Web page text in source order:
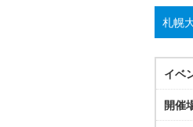
札幌
イベ
開催